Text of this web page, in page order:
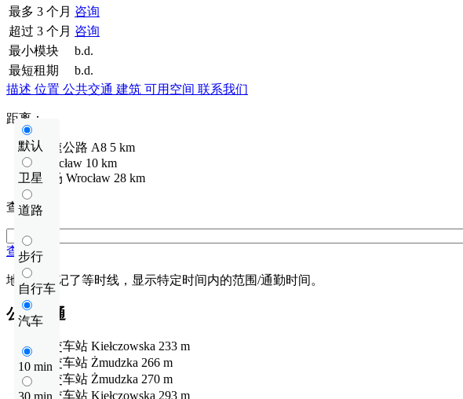
最多 3 个月 咨询
超过 3 个月 咨询
最小模块
b.d.
最短租期
b.d.
描述 位置 公共交通 建筑 可用空间 联系我们
默认
卫星
道路
步行
自行车
汽车
10 min
30 min
距离：
高速公路 A8 5 km
Wrocław 10 km
机场 Wrocław 28 km
查看距离
查看距离
地图上标记了等时线，显示特定时间内的范围/通勤时间。
公共交通
公交车站 Kiełczowska 233 m
公交车站 Żmudzka 266 m
公交车站 Żmudzka 270 m
公交车站 Kiełczowska 293 m